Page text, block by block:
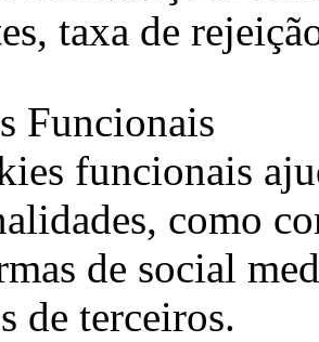
taxa de
Funcionais
funcionais
como
de social
de terceiros.